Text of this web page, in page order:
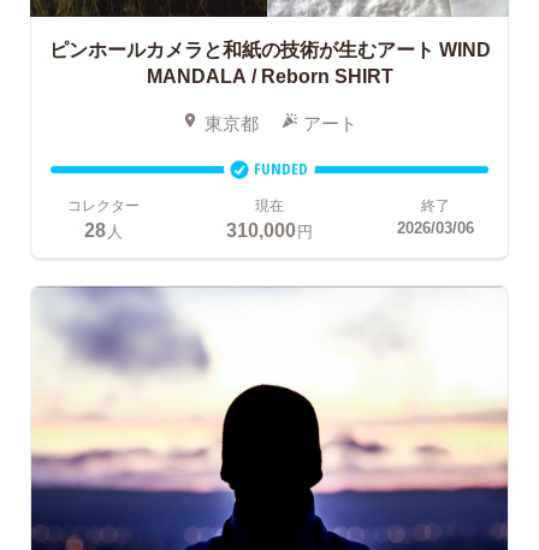
ピンホールカメラと和紙の技術が生むアート WIND
MANDALA / Reborn SHIRT
東京都 アート
FUNDED
コレクター
28 人
現在
310,000円
終了
2026/03/06